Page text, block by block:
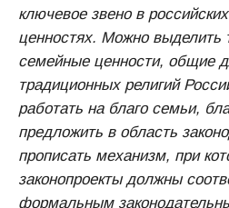
ключевое звено в
ценностях. Можно выделить
семейные ценности, общие
традиционных религий
работать на благо семьи,
предложить в область
прописать механизм, при
законопроекты должны
формальным